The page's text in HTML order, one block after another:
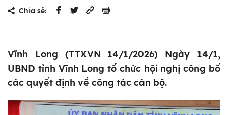
Chia sẻ:
Vĩnh Long (TTXVN 14/1/2026) Ngày 14/1,
UBND tỉnh Vĩnh Long tổ chức hội nghị công bố
các quyết định về công tác cán bộ.